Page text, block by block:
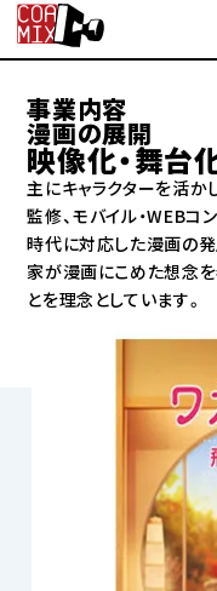
事業内容
漫画の展開
映像化・舞台
主にキャラクターを活か
監修、モバイル・WEBコ
時代に対応した漫画の
家が漫画にこめた想念を
とを理念としています。